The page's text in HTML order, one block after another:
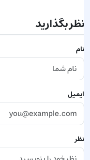
نظر بگذارید
نام
ایمیل
نظر